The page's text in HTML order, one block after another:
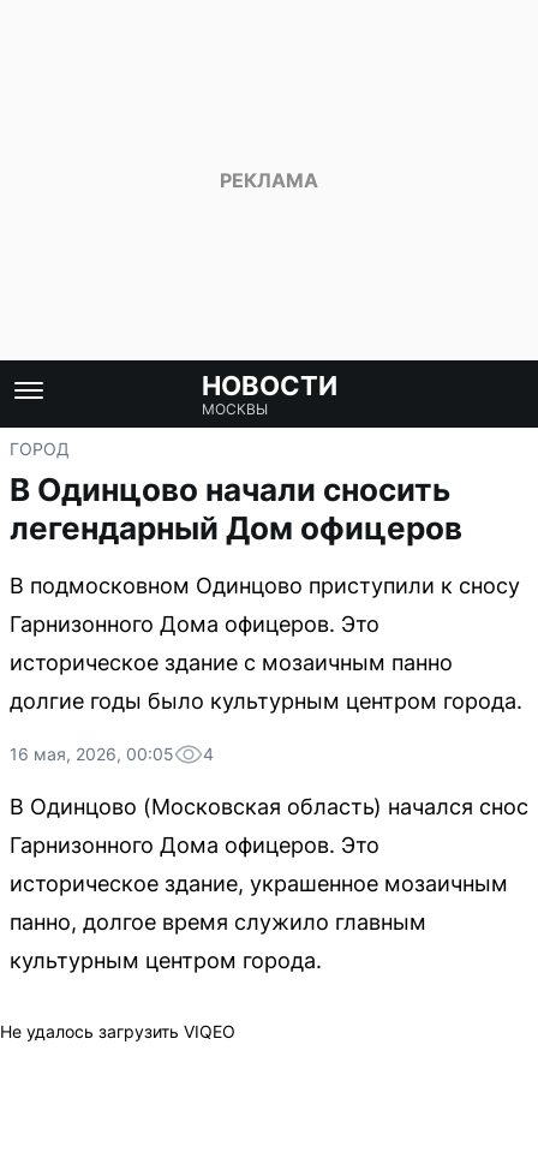
НОВОСТИ
МОСКВЫ
ГОРОД
В Одинцово начали сносить
легендарный Дом офицеров
В подмосковном Одинцово приступили к сносу
Гарнизонного Дома офицеров. Это
историческое здание с мозаичным панно
долгие годы было культурным центром города.
16 мая, 2026, 00:05 4
В Одинцово (Московская область) начался снос
Гарнизонного Дома офицеров. Это
историческое здание, украшенное мозаичным
панно, долгое время служило главным
культурным центром города.
Не удалось загрузить VIQEO